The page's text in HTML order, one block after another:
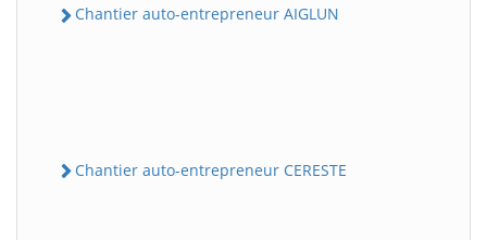
Chantier auto-entrepreneur AIGLUN
Chantier auto-entrepreneur CERESTE